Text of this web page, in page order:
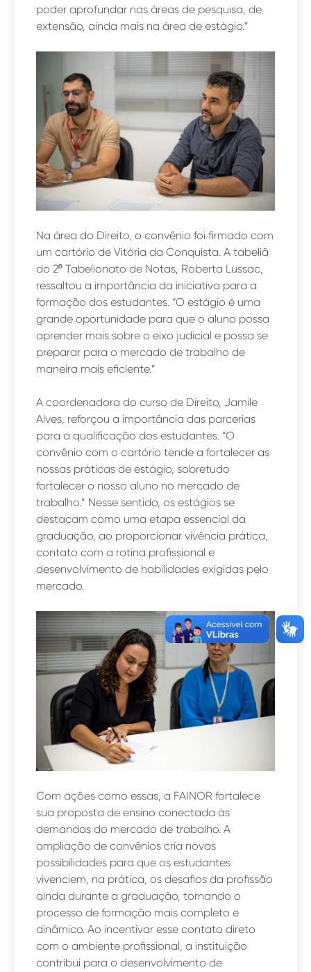
poder aprofundar nas áreas de pesquisa, de
extensão, ainda mais na área de estágio.”
Na área do Direito, o convênio foi firmado com
um cartório de Vitória da Conquista. A tabeliã
do 2º Tabelionato de Notas, Roberta Lussac,
ressaltou a importância da iniciativa para a
formação dos estudantes. “O estágio é uma
grande oportunidade para que o aluno possa
aprender mais sobre o eixo judicial e possa se
preparar para o mercado de trabalho de
maneira mais eficiente.”
A coordenadora do curso de Direito, Jamile
Alves, reforçou a importância das parcerias
para a qualificação dos estudantes. “O
convênio com o cartório tende a fortalecer as
nossas práticas de estágio, sobretudo
fortalecer o nosso aluno no mercado de
trabalho.” Nesse sentido, os estágios se
destacam como uma etapa essencial da
graduação, ao proporcionar vivência prática,
contato com a rotina profissional e
desenvolvimento de habilidades exigidas pelo
mercado.
Com ações como essas, a FAINOR fortalece
sua proposta de ensino conectada às
demandas do mercado de trabalho. A
ampliação de convênios cria novas
possibilidades para que os estudantes
vivenciem, na prática, os desafios da profissão
ainda durante a graduação, tornando o
processo de formação mais completo e
dinâmico. Ao incentivar esse contato direto
com o ambiente profissional, a instituição
contribui para o desenvolvimento de